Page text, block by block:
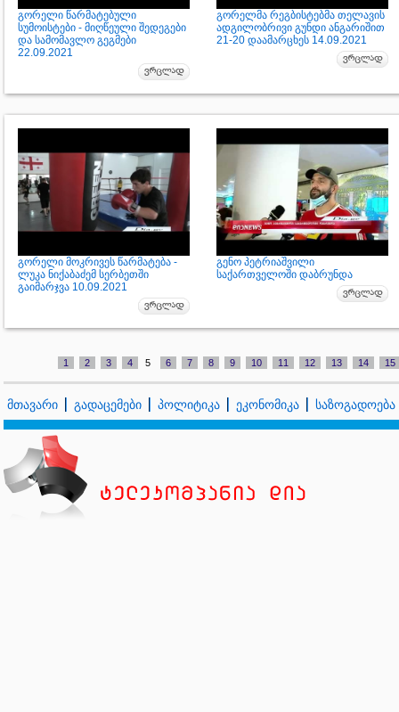
გორელი წარმატებული
სუმოისტები - მიღწეული შედეგები
და სამომავლო გეგმები
22.09.2021
გორელმა რეგბისტებმა თელავის
ადგილობრივი გუნდი ანგარიშით
21-20 დაამარცხეს 14.09.2021
გორელი მოკრივეს წარმატება -
ლუკა ნიქაბაძემ სერბეთში
გაიმარჯვა 10.09.2021
გენო პეტრიაშვილი
საქართველოში დაბრუნდა
1 2 3 4 5 6 7 8 9 10 11 12 13 14 15
მთავარი გადაცემები პოლიტიკა ეკონომიკა საზოგადოება